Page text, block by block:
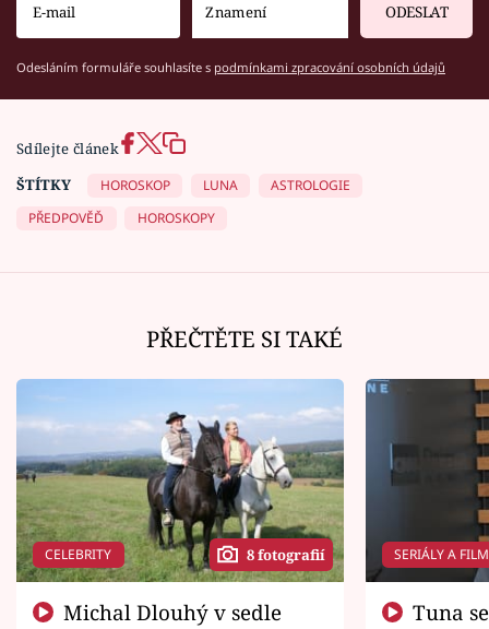
ODESLAT
Odesláním formuláře souhlasíte s podmínkami zpracování osobních údajů
Sdílejte článek
ŠTÍTKY
HOROSKOP LUNA
ASTROLOGIE
PŘEDPOVĚĎ
HOROSKOPY
PŘEČTĚTE SI TAKÉ
CELEBRITY 8 fotografií SERIÁLY A